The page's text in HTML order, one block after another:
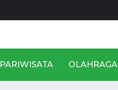
PARIWISATA OLAHRAGA